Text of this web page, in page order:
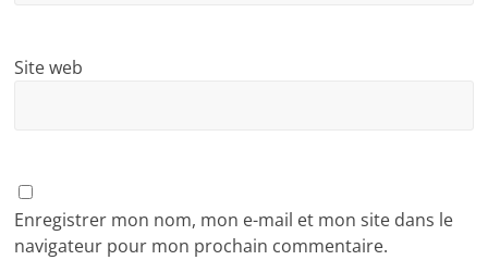
Site web
Enregistrer mon nom, mon e-mail et mon site dans le
navigateur pour mon prochain commentaire.